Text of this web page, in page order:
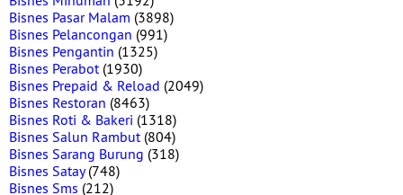
Bisnes Pasar Malam (3898)
Bisnes Pelancongan (991)
Bisnes Pengantin (1325)
Bisnes Perabot(1930)
Bisnes Prepaid & Reload (2049)
Bisnes Restoran (8463)
Bisnes Roti & Bakeri (1318)
Bisnes Salun Rambut(804)
Bisnes Sarang Burung (318)
Bisnes Satay(748)
Bisnes Sms (212)